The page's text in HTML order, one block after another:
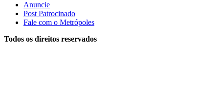
Anuncie
Post Patrocinado
Fale com o Metrópoles
Todos os direitos reservados